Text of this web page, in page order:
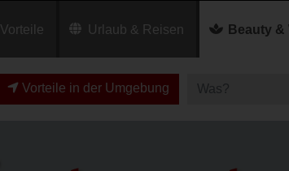
Vorteile Urlaub & Reisen Beauty &
Vorteile in der Umgebung